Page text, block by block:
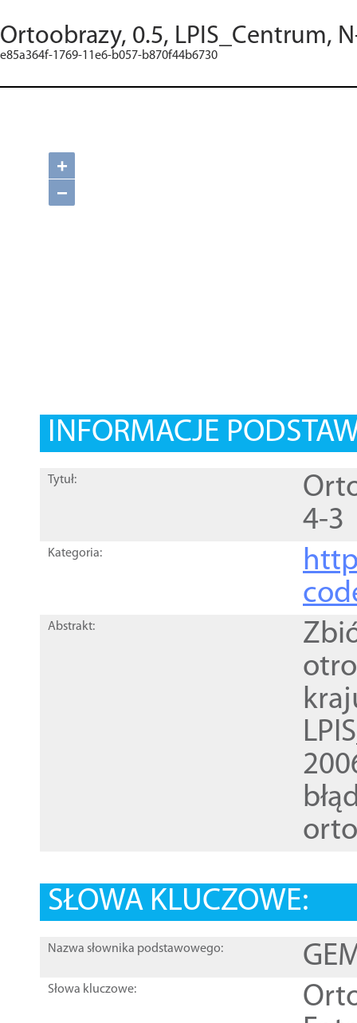
Ortoobrazy, 0.5, LPIS_Centrum,
e85a364f-1769-11e6-b057-b870f44b6730
+
−
INFORMACJE
Tytuł:
4-3
Kategoria:
Abstrakt:
SŁOWA KLUCZOWE:
Nazwa słownika podstawowego:
Słowa kluczowe: